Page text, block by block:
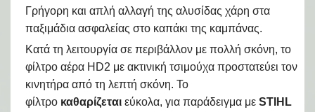
Γρήγορη και απλή αλλαγή της αλυσίδας χάρη στα
παξιμάδια ασφαλείας στο καπάκι της καμπάνας.
Κατά τη λειτουργία σε περιβάλλον με πολλή σκόνη, το
φίλτρο αέρα HD2 με ακτινική τσιμούχα προστατεύει τον
κινητήρα από τη λεπτή σκόνη. Το
φίλτρο καθαρίζεται εύκολα, για παράδειγμα με STIHL